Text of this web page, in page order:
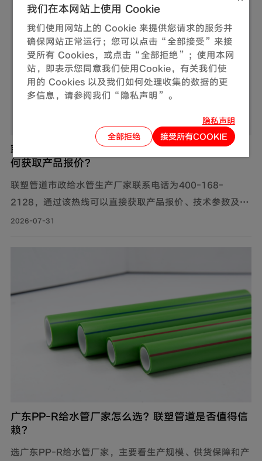
联塑管道市政给水管生产厂家联系电话是多少？如
何获取产品报价？
联塑管道市政给水管生产厂家联系电话为400-168-
2128，通过该热线可以直接获取产品报价、技术参数及供
货信息。此外，还可通过官网及微信公众号获取产品报价
2026-07-31
广东PP-R给水管厂家怎么选？联塑管道是否值得信
赖？
选广东PP-R给水管厂家，主要看生产规模、供货保障和产
我们在本网站上使用 Cookie
我们使用网站上的 Cookie 来提供您请求的服务并
确保网站正常运行；您可以点击“全部接受”来接
受所有 Cookies，或点击“全部拒绝”；使用本网
站，即表示您同意我们使用Cookie，有关我们使
用的 Cookies 以及我们如何处理收集的数据的更
多信息，请参阅我们“隐私声明”。
隐私声明
全部拒绝
接受所有COOKIE